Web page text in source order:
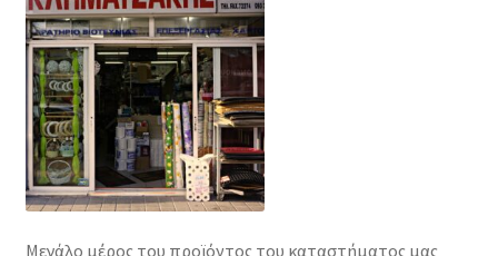
Μεγάλο μέρος του προϊόντος του καταστήματος μας